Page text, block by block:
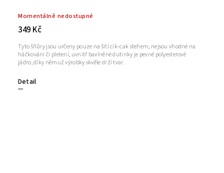
Momentálně nedostupné
349 Kč
Detail
Tyto šňůry jsou určeny pouze na šití cik-cak stehem, nejsou vhodné na
háčkování či pletení, uvnitř bavlněné dutinky je pevné polyesterové
jádro, díky němuž výrobky skvěle drží tvar.